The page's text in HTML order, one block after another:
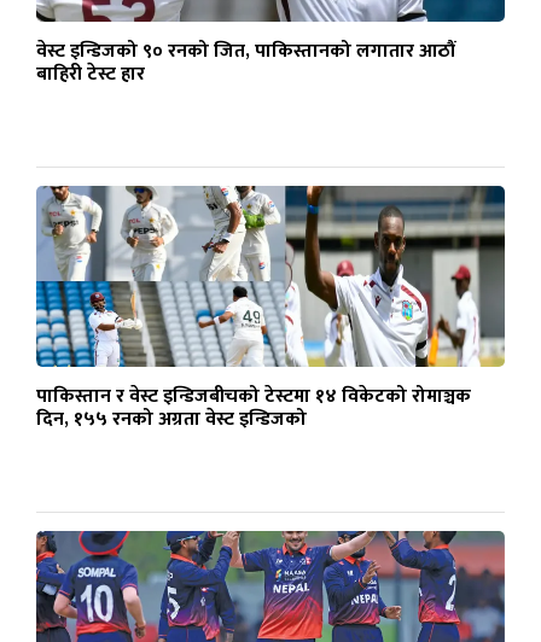
वेस्ट इन्डिजको ९० रनको जित, पाकिस्तानको लगातार आठौं
बाहिरी टेस्ट हार
पाकिस्तान र वेस्ट इन्डिजबीचको टेस्टमा १४ विकेटको रोमाञ्चक
दिन, १५५ रनको अग्रता वेस्ट इन्डिजको